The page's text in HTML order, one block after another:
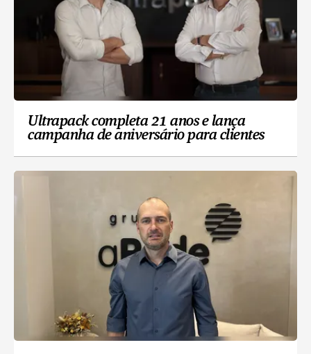
Ultrapack completa 21 anos e lança
campanha de aniversário para clientes